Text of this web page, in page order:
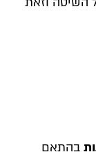
בהתאם